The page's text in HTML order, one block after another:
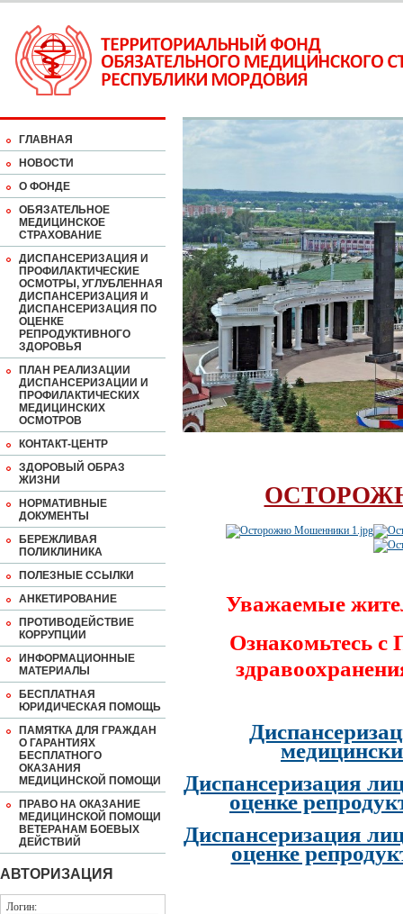
ГЛАВНАЯ
НОВОСТИ
О ФОНДЕ
ОБЯЗАТЕЛЬНОЕ
МЕДИЦИНСКОЕ
СТРАХОВАНИЕ
ДИСПАНСЕРИЗАЦИЯ И
ПРОФИЛАКТИЧЕСКИЕ
ОСМОТРЫ, УГЛУБЛЕННАЯ
ДИСПАНСЕРИЗАЦИЯ И
ДИСПАНСЕРИЗАЦИЯ ПО
ОЦЕНКЕ
РЕПРОДУКТИВНОГО
ЗДОРОВЬЯ
ПЛАН РЕАЛИЗАЦИИ
ДИСПАНСЕРИЗАЦИИ И
ПРОФИЛАКТИЧЕСКИХ
МЕДИЦИНСКИХ
ОСМОТРОВ
КОНТАКТ-ЦЕНТР
ЗДОРОВЫЙ ОБРАЗ
ЖИЗНИ
НОРМАТИВНЫЕ
ДОКУМЕНТЫ
БЕРЕЖЛИВАЯ
ПОЛИКЛИНИКА
ПОЛЕЗНЫЕ ССЫЛКИ
АНКЕТИРОВАНИЕ
ПРОТИВОДЕЙСТВИЕ
КОРРУПЦИИ
ИНФОРМАЦИОННЫЕ
МАТЕРИАЛЫ
БЕСПЛАТНАЯ
ЮРИДИЧЕСКАЯ ПОМОЩЬ
ПАМЯТКА ДЛЯ ГРАЖДАН
О ГАРАНТИЯХ
БЕСПЛАТНОГО
ОКАЗАНИЯ
МЕДИЦИНСКОЙ ПОМОЩИ
ПРАВО НА ОКАЗАНИЕ
МЕДИЦИНСКОЙ ПОМОЩИ
ВЕТЕРАНАМ БОЕВЫХ
ДЕЙСТВИЙ
АВТОРИЗАЦИЯ
Логин:
Уважаемые
Ознакомьтесь
Диспансеризация
оценке
Диспансеризация
оценке